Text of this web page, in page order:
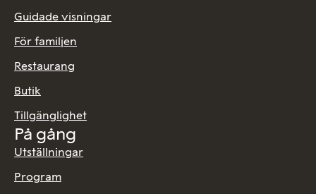
Guidade visningar
För familjen
Restaurang
Butik
Tillgänglighet
På gång
Utställningar
Program